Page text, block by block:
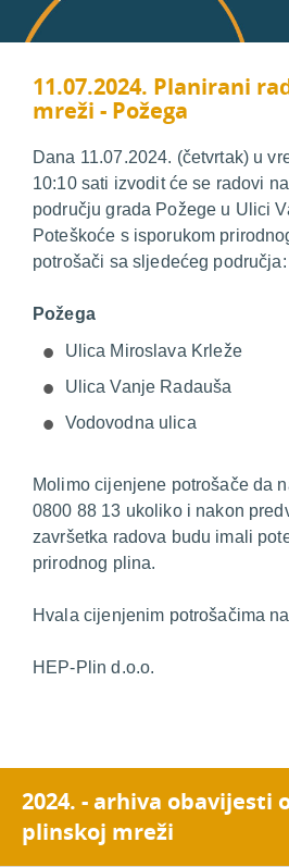
11.07.2024. Planirani
mreži - Požega
Dana 11.07.2024. (četvrtak) u
10:10 sati izvodit će se radovi
području grada Požege u Ulici
Poteškoće s isporukom
potrošači sa sljedećeg područja:
Požega
Ulica Miroslava Krleže
Ulica Vanje Radauša
Vodovodna ulica
Molimo cijenjene potrošače da
0800 88 13 ukoliko i nakon
završetka radova budu imali
prirodnog plina.
Hvala cijenjenim potrošačima
HEP-Plin d.o.o.
2024. - arhiva obavijesti
plinskoj mreži